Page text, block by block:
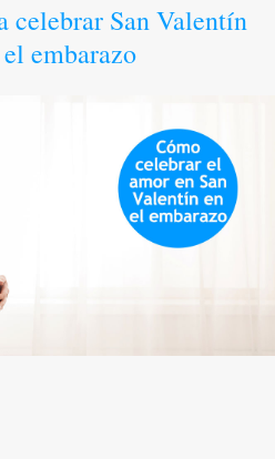
celebrar San Valentín
embarazo